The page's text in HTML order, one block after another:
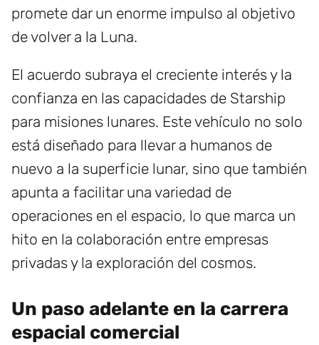
promete dar un enorme impulso al objetivo
de volver a la Luna.
El acuerdo subraya el creciente interés y la
confianza en las capacidades de Starship
para misiones lunares. Este vehículo no solo
está diseñado para llevar a humanos de
nuevo a la superficie lunar, sino que también
apunta a facilitar una variedad de
operaciones en el espacio, lo que marca un
hito en la colaboración entre empresas
privadas y la exploración del cosmos.
Un paso adelante en la carrera
espacial comercial